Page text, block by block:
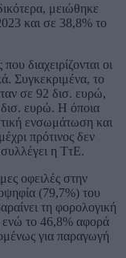
μειώθηκε
και σε 38,8% το
διαχειρίζονται οι
Συγκεκριμένα, το
σε 92 δισ. ευρώ,
ευρώ. Η όποια
ενσωμάτωση και
πρότινος δεν
η ΤτΕ.
οφειλές στην
(79,7%) του
τη φορολογική
ενώ το 46,8% αφορά
για παραγωγή